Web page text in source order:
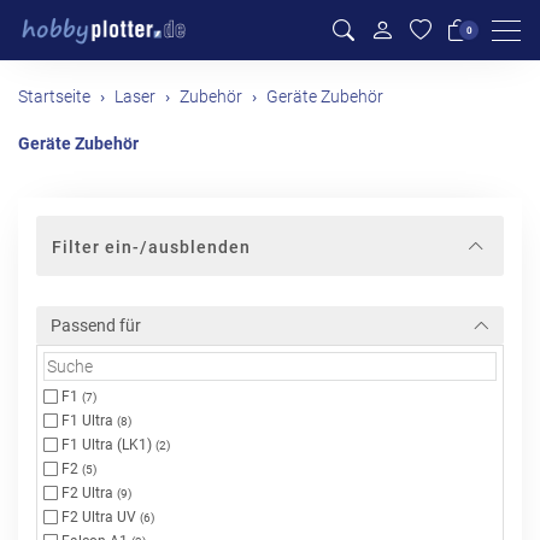
0
Startseite Laser Zubehör Geräte Zubehör
Geräte Zubehör
Filter ein-/ausblenden
Passend für
F1 (7)
F1 Ultra (8)
F1 Ultra (LK1) (2)
F2 (5)
F2 Ultra (9)
F2 Ultra UV (6)